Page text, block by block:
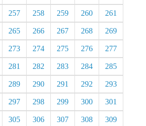
257 258 259 260 261
265 266 267 268 269
273 274 275 276 277
281 282 283 284 285
289 290 291 292 293
297 298 299 300 301
305 306 307 308 309